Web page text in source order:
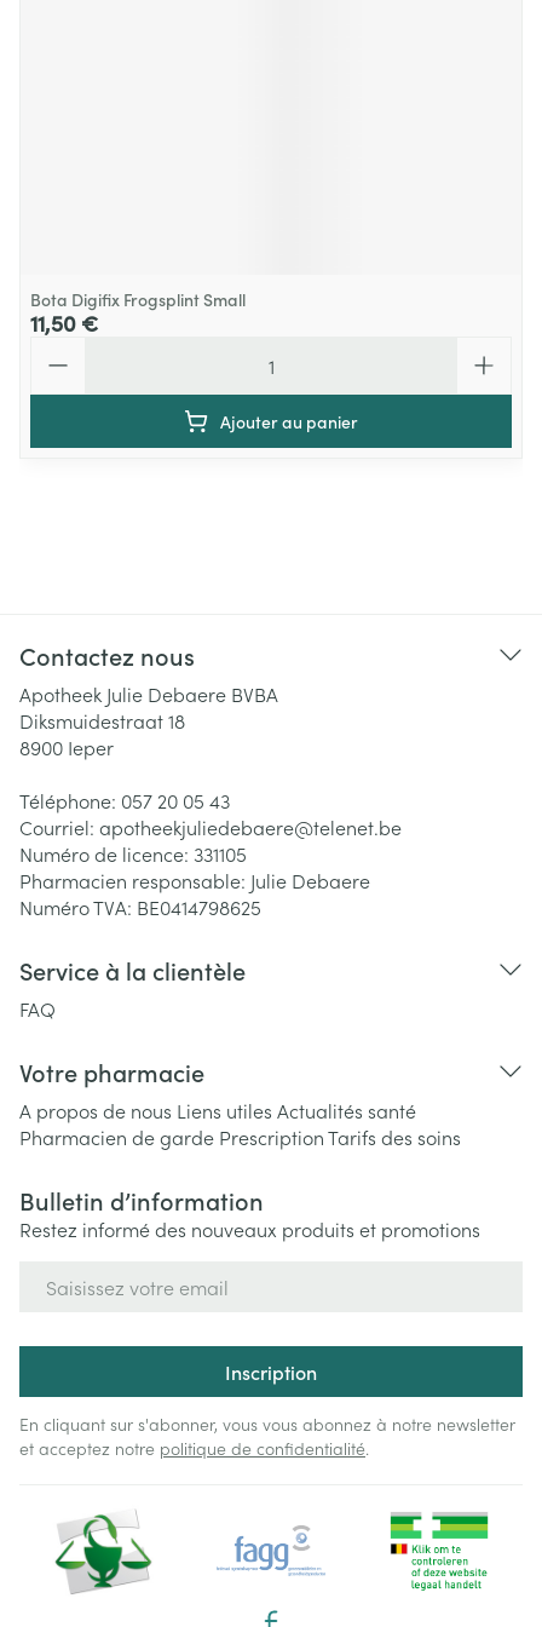
Bota Digifix Frogsplint Small
11,50 €
Ajouter au panier
Contactez nous
Apotheek Julie Debaere BVBA
Diksmuidestraat 18
8900 Ieper
Téléphone: 057 20 05 43
Courriel: apotheekjuliedebaere@telenet.be
Numéro de licence: 331105
Pharmacien responsable: Julie Debaere
Numéro TVA: BE0414798625
Service à la clientèle
FAQ
Votre pharmacie
A propos de nous Liens utiles Actualités santé
Pharmacien de garde PrescriptionTarifs des soins
Bulletin d’information
Restez informé des nouveaux produits et promotions
Inscription
En cliquant sur s'abonner, vous vous abonnez à notre newsletter
et acceptez notre politique de confidentialité.